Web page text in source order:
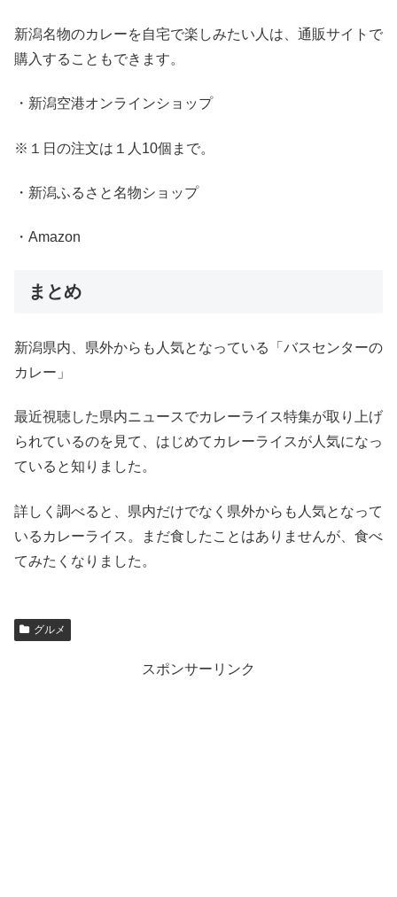
新潟名物のカレーを自宅で楽しみたい人は、通販サイトで
購入することもできます。
・新潟空港オンラインショップ
※ １日の注文は１人 10個まで。
・新潟ふるさと名物ショップ
・ Amazon
まとめ
新潟県内、県外からも人気となっている「バスセンターの
カレー」
最近視聴した県内ニュースでカレーライス特集が取り上げ
られているのを見て、はじめてカレーライスが人気になっ
ていると知りました。
詳しく調べると、県内だけでなく県外からも人気となって
いるカレーライス。まだ食したことはありませんが、食べ
てみたくなりました。
グルメ
スポンサーリンク